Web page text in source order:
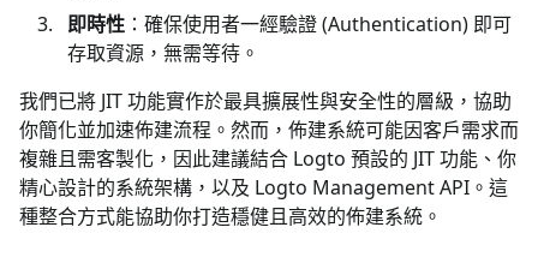
即時性 ：確保使用者一經驗證 (Authentication) 即可
存取資源，無需等待。
我們已將 JIT 功能實作於最具擴展性與安全性的層級，協助
你簡化並加速佈建流程。然而，佈建系統可能因客戶需求而
複雜且需客製化，因此建議結合 Logto 預設的 JIT 功能、你
精心設計的系統架構，以及 Logto Management API。這
種整合方式能協助你打造穩健且高效的佈建系統。